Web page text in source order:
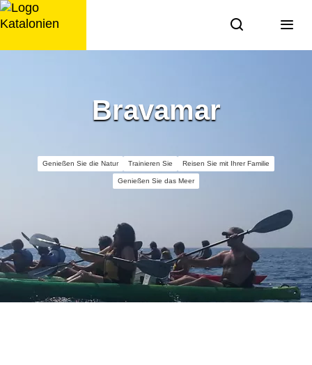
Zum
Inhalt
Bravamar
Genießen Sie die Natur Trainieren Sie Reisen Sie mit Ihrer Familie
Genießen Sie das Meer